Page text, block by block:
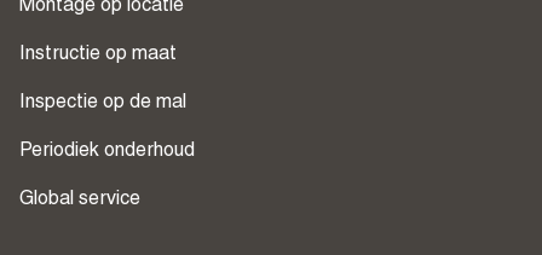
Montage op locatie
Instructie op maat
Inspectie op de mal
Periodiek onderhoud
Global service